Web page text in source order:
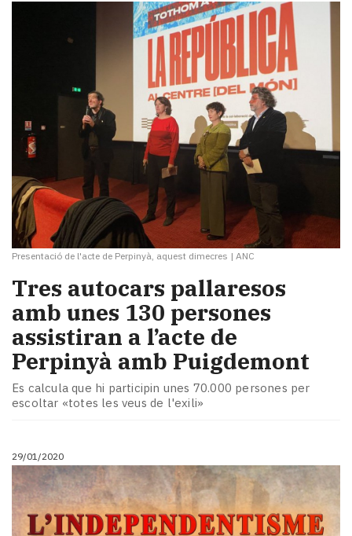
Presentació de l'acte de Perpinyà, aquest dimecres | ANC
Tres autocars pallaresos
amb unes 130 persones
assistiran a l’acte de
Perpinyà amb Puigdemont
Es calcula que hi participin unes 70.000 persones per
escoltar «totes les veus de l'exili»
29/01/2020